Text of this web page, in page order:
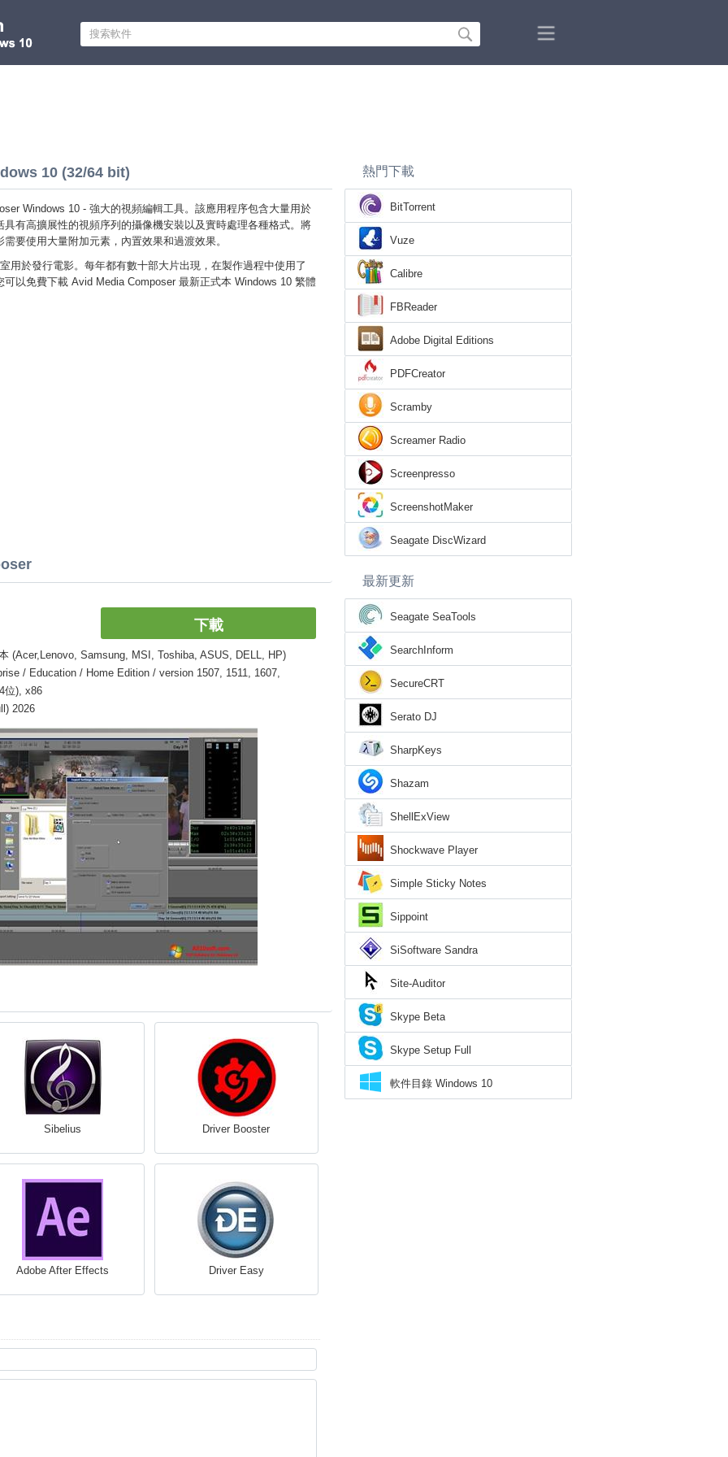
10 (32/64 bit)
Windows 10 - 強大的視頻編輯工具。該應用程序包含大量用於
具有高擴展性的視頻序列的攝像機安裝以及實時處理各種格式。將
要使用大量附加元素，內置效果和過渡效果。
用於發行電影。每年都有數十部大片出現，在製作過程中使用了
可以免費下載 Avid Media Composer 最新正式本 Windows 10 繁體
下載
(Acer,Lenovo, Samsung, MSI, Toshiba, ASUS, DELL, HP)
/ Education / Home Edition / version 1507, 1511, 1607,
位), x86
2026
Sibelius Driver Booster
Adobe After Effects Driver Easy
熱門下載
BitTorrent
Vuze
Calibre
FBReader
Adobe Digital Editions
PDFCreator
Scramby
Screamer Radio
Screenpresso
ScreenshotMaker
Seagate DiscWizard
最新更新
Seagate SeaTools
SearchInform
SecureCRT
Serato DJ
SharpKeys
Shazam
ShellExView
Shockwave Player
Simple Sticky Notes
Sippoint
SiSoftware Sandra
Site-Auditor
Skype Beta
Skype Setup Full
軟件目錄 Windows 10